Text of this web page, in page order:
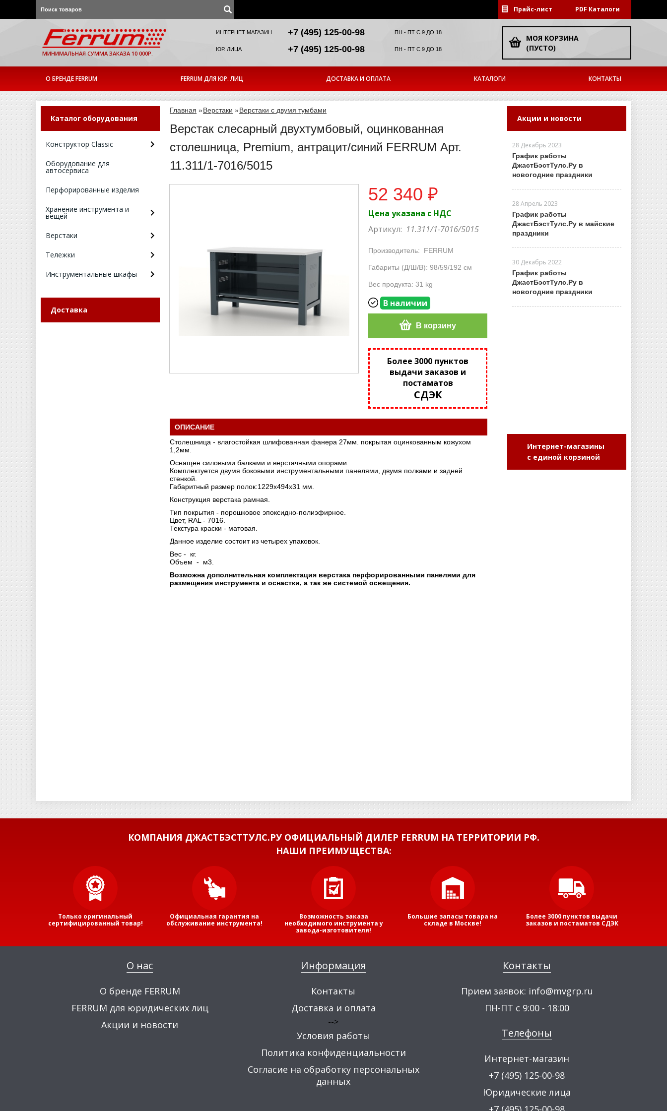
Прайс-лист PDF Каталоги
МИНИМАЛЬНАЯ СУММА ЗАКАЗА 10 000Р.
ИНТЕРНЕТ МАГАЗИН +7 (495) 125-00-98 ПН - ПТ С 9 ДО 18
ЮР. ЛИЦА +7 (495) 125-00-98 ПН - ПТ С 9 ДО 18
МОЯ КОРЗИНА
(ПУСТО)
О БРЕНДЕ FERRUM FERRUM ДЛЯ ЮР. ЛИЦ ДОСТАВКА И ОПЛАТА КАТАЛОГИ КОНТАКТЫ
Каталог оборудования
Конструктор Classic
Оборудование для
автосервиса
Перфорированные изделия
Хранение инструмента и
вещей
Верстаки
Тележки
Инструментальные шкафы
Доставка
Главная »Верстаки »Верстаки с двумя тумбами
Верстак слесарный двухтумбовый, оцинкованная
столешница, Premium, антрацит/синий FERRUM Арт.
11.311/1-7016/5015
52 340 ₽
Цена указана с НДС
Артикул: 11.311/1-7016/5015
Производитель: FERRUM
Габариты (Д/Ш/В): 98/59/192 см
Вес продукта: 31 kg
В наличии
В корзину
Более 3000 пунктов
выдачи заказов и
постаматов
СДЭК
ОПИСАНИЕ
Столешница - влагостойкая шлифованная фанера 27мм. покрытая оцинкованным кожухом
1,2мм.
Оснащен силовыми балками и верстачными опорами.
Комплектуется двумя боковыми инструментальными панелями, двумя полками и задней
стенкой.
Габаритный размер полок:1229х494х31 мм.
Конструкция верстака рамная.
Тип покрытия - порошковое эпоксидно-полиэфирное.
Цвет, RAL - 7016.
Текстура краски - матовая.
Данное изделие состоит из четырех упаковок.
Вес - кг.
Объем - м3.
Возможна дополнительная комплектация верстака перфорированными панелями для
размещения инструмента и оснастки, а так же системой освещения.
Акции и новости
28 Декабрь 2023
График работы
ДжастБэстТулс.Ру в
новогодние праздники
28 Апрель 2023
График работы
ДжастБэстТулс.Ру в майские
праздники
30 Декабрь 2022
График работы
ДжастБэстТулс.Ру в
новогодние праздники
Интернет-магазины
с единой корзиной
КОМПАНИЯ ДЖАСТБЭСТТУЛС.РУ ОФИЦИАЛЬНЫЙ ДИЛЕР FERRUM НА ТЕРРИТОРИИ РФ.
НАШИ ПРЕИМУЩЕСТВА:
Только оригинальный
сертифицированный товар!
Официальная гарантия на
обслуживание инструмента!
Возможность заказа
необходимого инструмента у
завода-изготовителя!
Большие запасы товара на
складе в Москве!
Более 3000 пунктов выдачи
заказов и постаматов СДЭК
О нас
О бренде FERRUM
FERRUM для юридических лиц
Акции и новости
Информация
Контакты
Доставка и оплата
-->
Условия работы
Политика конфиденциальности
Согласие на обработку персональных
данных
Контакты
Прием заявок: info@mvgrp.ru
ПН-ПТ с 9:00 - 18:00
Телефоны
Интернет-магазин
+7 (495) 125-00-98
Юридические лица